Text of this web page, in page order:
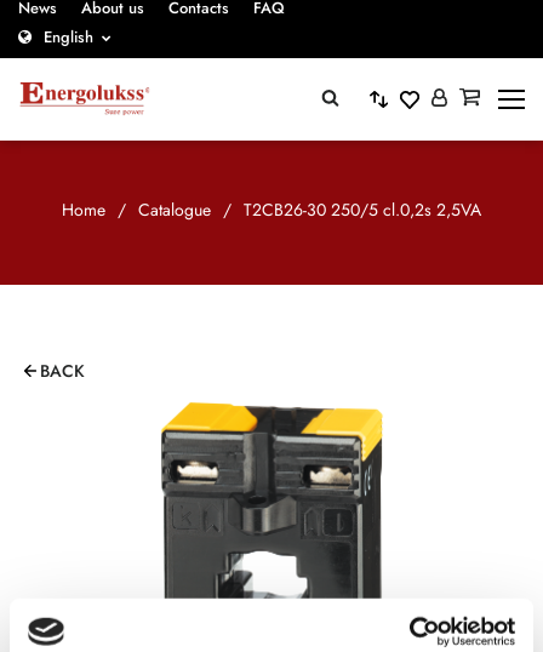
News About us Contacts
FAQ
English
Home / Catalogue / T2CB26-30 250/5 cl.0,2s 2,5VA
BACK